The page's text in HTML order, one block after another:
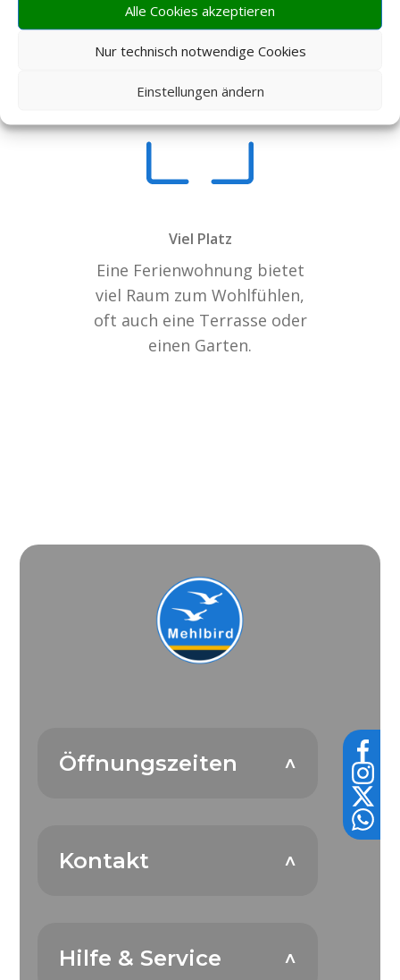
Alle Cookies akzeptieren
Nur technisch notwendige Cookies
Einstellungen ändern
wollen. Die Erholung steht an
erster Stelle!
Viel Platz
Eine Ferienwohnung bietet
viel Raum zum Wohlfühlen,
oft auch eine Terrasse oder
einen Garten.
Öffnungszeiten
Kontakt
Hilfe & Service